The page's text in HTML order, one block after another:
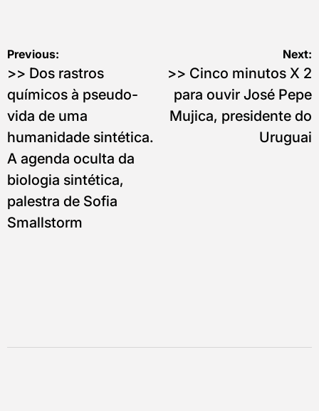
Post
navigation
Previous:
>> Dos rastros
químicos à pseudo-
vida de uma
humanidade sintética.
A agenda oculta da
biologia sintética,
palestra de Sofia
Smallstorm
Next:
>> Cinco minutos X 2
para ouvir José Pepe
Mujica, presidente do
Uruguai